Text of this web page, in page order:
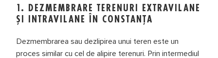
1. DEZMEMBRARE TERENURI EXTRAVILANE
ȘI INTRAVILANE ÎN CONSTANȚA
Dezmembrarea sau dezlipirea unui teren este un
proces similar cu cel de alipire terenuri. Prin intermediul